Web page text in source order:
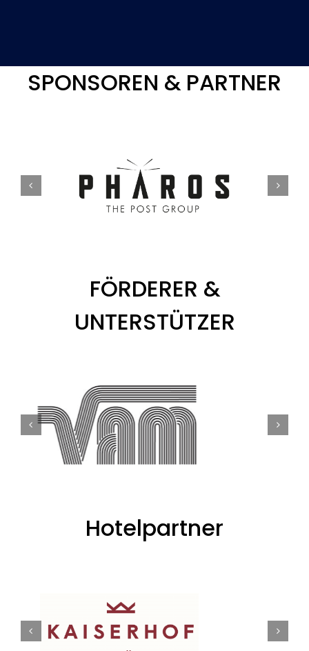
SPONSOREN & PARTNER
FÖRDERER &
UNTERSTÜTZER
Hotelpartner